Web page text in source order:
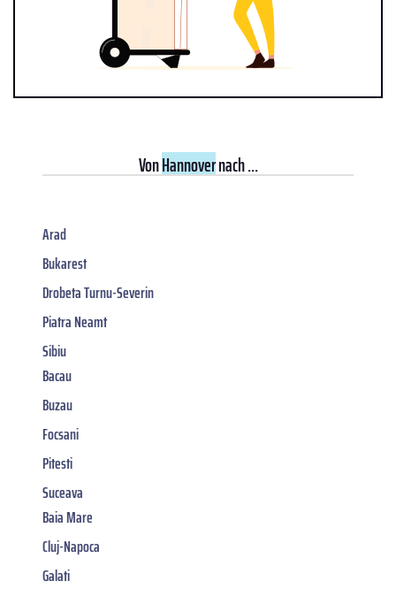
VonHannovernach ...
Arad
Bukarest
Drobeta Turnu-Severin
Piatra Neamt
Sibiu
Bacau
Buzau
Focsani
Pitesti
Suceava
Baia Mare
Cluj-Napoca
Galati